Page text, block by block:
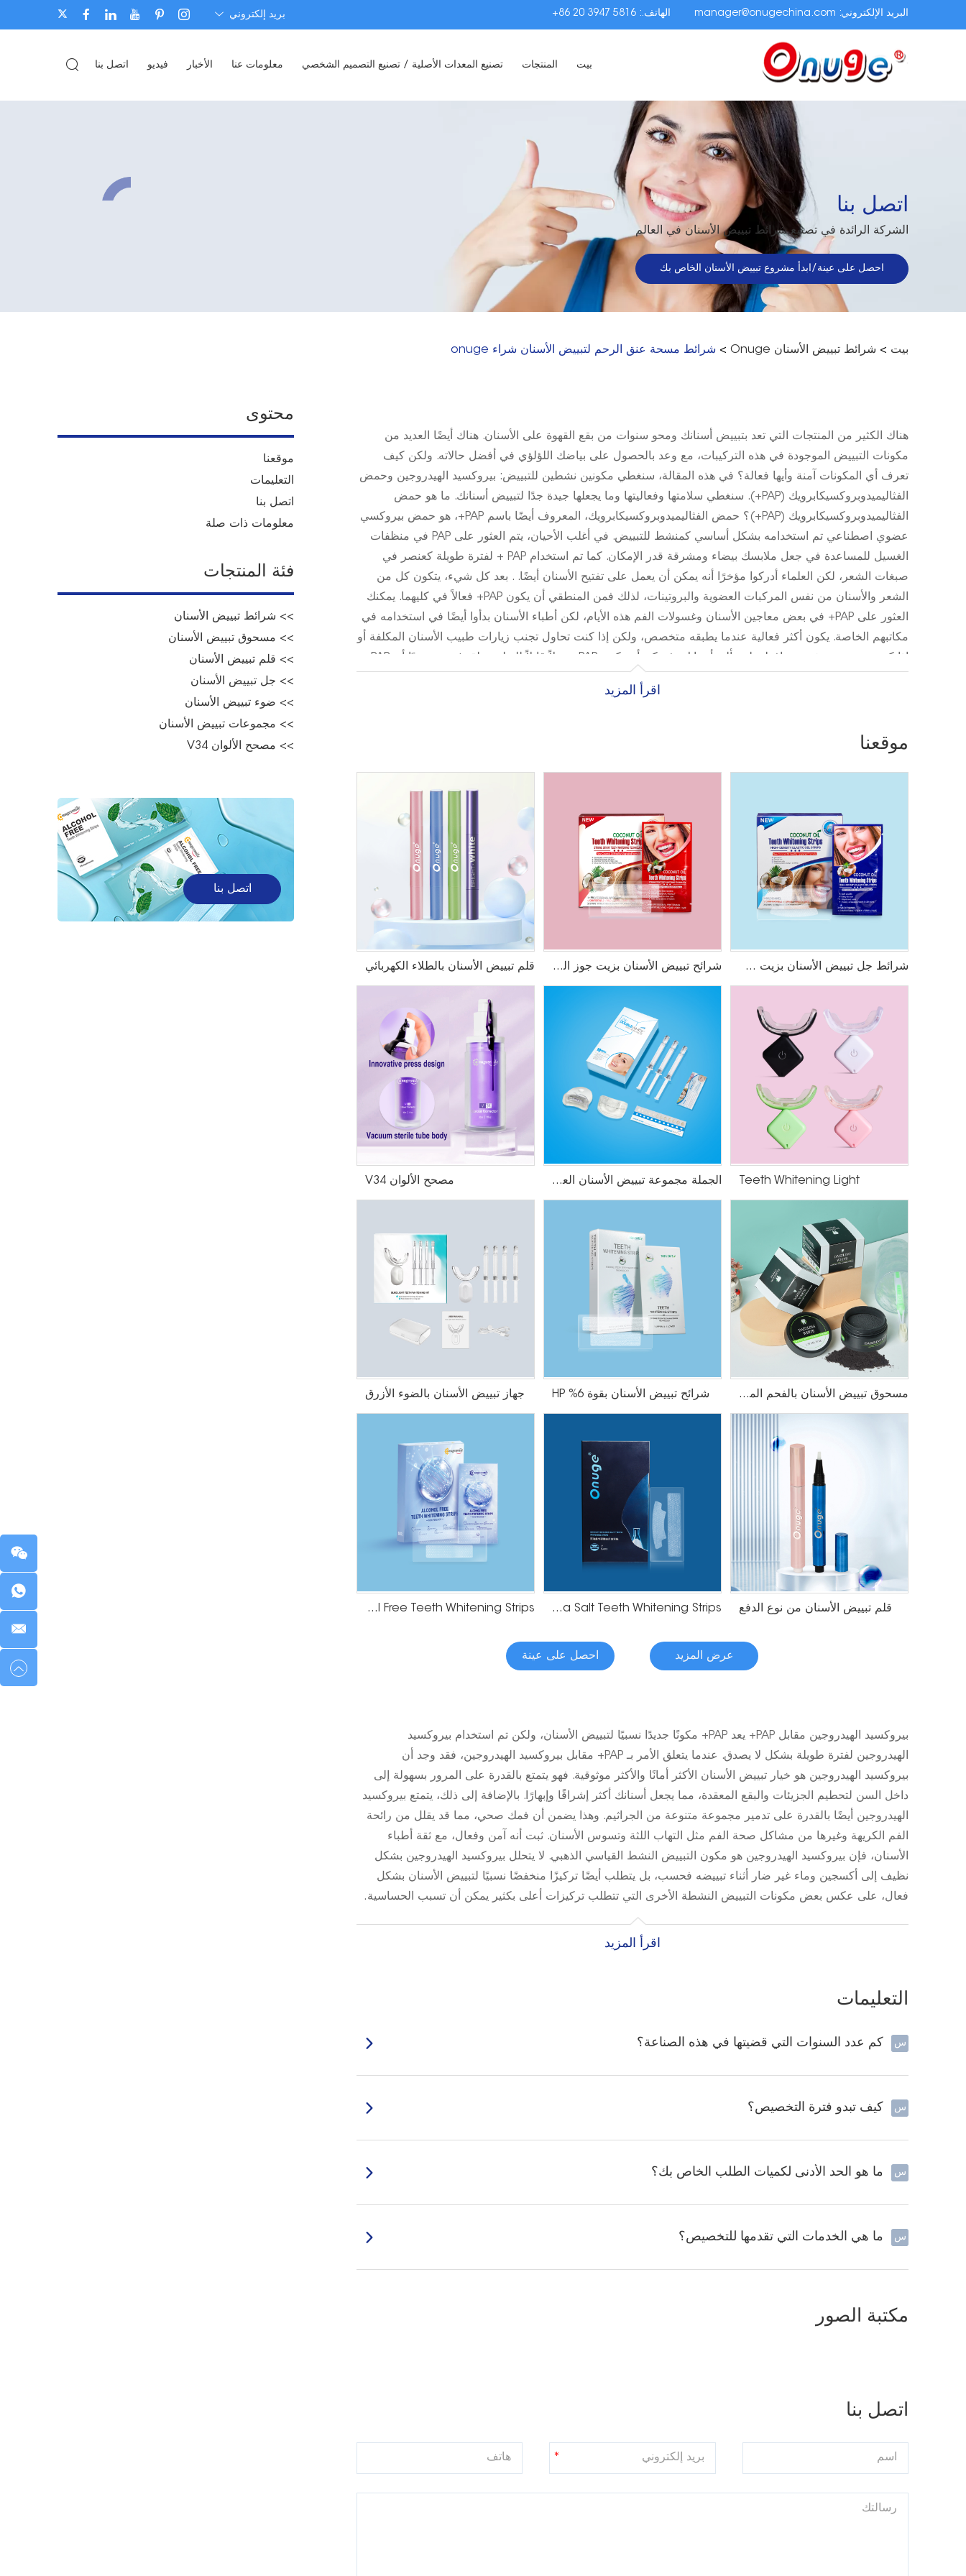
بريد إلكتروني البريد الإلكتروني: manager@onugechina.com الهاتف.: +86 20 3947 5816
بيت المنتجات تصنيع المعدات الأصلية / تصنيع التصميم الشخصي معلومات عنا الأخبار فيديو اتصل بنا
اتصل بنا
الشركة الرائدة في تصنيع شرائط تبييض الأسنان في العالم
احصل على عينة/ابدأ مشروع تبييض الأسنان الخاص بك
بيت > شرائط تبييض الأسنان Onuge > شرائط مسحة عنق الرحم لتبييض الأسنان شراء onuge
هناك الكثير من المنتجات التي تعد بتبييض أسنانك ومحو سنوات من بقع القهوة على الأسنان. هناك أيضًا العديد من
مكونات التبييض الموجودة في هذه التركيبات، مع وعد بالحصول على بياضك اللؤلؤي في أفضل حالاته. ولكن كيف
تعرف أي المكونات آمنة وأيها فعالة؟ في هذه المقالة، سنغطي مكونين نشطين للتبييض: بيروكسيد الهيدروجين وحمض
الفثاليميدوبروكسيكابرويك (PAP+). سنغطي سلامتها وفعاليتها وما يجعلها جيدة جدًا لتبييض أسنانك. ما هو حمض
الفثاليميدوبروكسيكابرويك (PAP+)؟ حمض الفثاليميدوبروكسيكابرويك، المعروف أيضًا باسم PAP+، هو حمض بيروكسي
عضوي اصطناعي تم استخدامه بشكل أساسي كمنشط للتبييض. في أغلب الأحيان، يتم العثور على PAP في منظفات
الغسيل للمساعدة في جعل ملابسك بيضاء ومشرقة قدر الإمكان. كما تم استخدام PAP + لفترة طويلة كعنصر في
صبغات الشعر، لكن العلماء أدركوا مؤخرًا أنه يمكن أن يعمل على تفتيح الأسنان أيضًا. . بعد كل شيء، يتكون كل من
الشعر والأسنان من نفس المركبات العضوية والبروتينات، لذلك فمن المنطقي أن يكون PAP+ فعالاً في كليهما. يمكنك
العثور على PAP+ في بعض معاجين الأسنان وغسولات الفم هذه الأيام، لكن أطباء الأسنان بدأوا أيضًا في استخدامه في
مكاتبهم الخاصة. يكون أكثر فعالية عندما يطبقه متخصص، ولكن إذا كنت تحاول تجنب زيارات طبيب الأسنان المكلفة أو
إذا كنت تبحث عن شيء يحافظ على تألق أسنانك، فيمكن أن يكون PAP+ بديلاً قابلاً للتطبيق. لقد ثبت سريريًا أن PAP
تبييض رئيسي في منتجات تبييض الأسنان الخاصة بها. وباعتباره إضافة جديدة لمنتجات تبييض الأسنان، فإن فوائده
اقرأ المزيد
موقعنا
شرائط جل تبييض الأسنان بزيت جوز الهند شرائح تبييض الأسنان بزيت جوز الهند من HP قلم تبييض الأسنان بالطلاء الكهربائي
Teeth Whitening Light الجملة مجموعة تبييض الأسنان العلامة الخاصة مصحح الألوان V34
مسحوق تبييض الأسنان بالفحم المنشط شرائح تبييض الأسنان بقوة 6% HP جهاز تبييض الأسنان بالضوء الأزرق
قلم تبييض الأسنان من نوع الدفع Pack of 7 Dead Sea Salt Teeth Whitening Strips
Alcohol Free Teeth Whitening Strips
عرض المزيد احصل على عينة
بيروكسيد الهيدروجين مقابل PAP+ يعد PAP+ مكونًا جديدًا نسبيًا لتبييض الأسنان، ولكن تم استخدام بيروكسيد
الهيدروجين لفترة طويلة بشكل لا يصدق. عندما يتعلق الأمر بـ PAP+ مقابل بيروكسيد الهيدروجين، فقد وجد أن
بيروكسيد الهيدروجين هو خيار تبييض الأسنان الأكثر أمانًا والأكثر موثوقية. فهو يتمتع بالقدرة على المرور بسهولة إلى
داخل السن لتحطيم الجزيئات والبقع المعقدة، مما يجعل أسنانك أكثر إشراقًا وإبهارًا. بالإضافة إلى ذلك، يتمتع بيروكسيد
الهيدروجين أيضًا بالقدرة على تدمير مجموعة متنوعة من الجراثيم. وهذا يضمن أن فمك صحي، مما قد يقلل من رائحة
الفم الكريهة وغيرها من مشاكل صحة الفم مثل التهاب اللثة وتسوس الأسنان. ثبت أنه آمن وفعال، مع ثقة أطباء
الأسنان، فإن بيروكسيد الهيدروجين هو مكون التبييض النشط القياسي الذهبي. لا يتحلل بيروكسيد الهيدروجين بشكل
نظيف إلى أكسجين وماء غير ضار أثناء تبييضه فحسب، بل يتطلب أيضًا تركيزًا منخفضًا نسبيًا لتبييض الأسنان بشكل
فعال، على عكس بعض مكونات التبييض النشطة الأخرى التي تتطلب تركيزات أعلى بكثير يمكن أن تسبب الحساسية.
اقرأ المزيد
التعليمات
س كم عدد السنوات التي قضيتها في هذه الصناعة؟
س كيف تبدو فترة التخصيص؟
س ما هو الحد الأدنى لكميات الطلب الخاص بك؟
س ما هي الخدمات التي تقدمها للتخصيص؟
مكتبة الصور
اتصل بنا
محتوى
موقعنا
التعليمات
اتصل بنا
معلومات ذات صلة
فئة المنتجات
>> شرائط تبييض الأسنان
>> مسحوق تبييض الأسنان
>> قلم تبييض الأسنان
>> جل تبييض الأسنان
>> ضوء تبييض الأسنان
>> مجموعات تبييض الأسنان
>> مصحح الألوان V34
اتصل بنا